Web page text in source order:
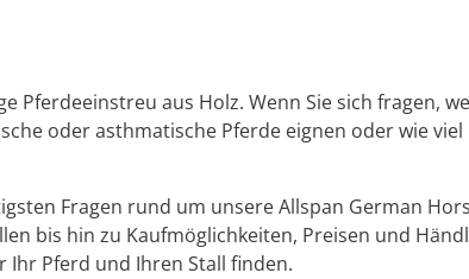
Pferdeeinstreu aus Holz. Wenn Sie sich fragen,
oder asthmatische Pferde eignen oder wie
Fragen rund um unsere Allspan German
bis hin zu Kaufmöglichkeiten, Preisen und
Ihr Pferd und Ihren Stall finden.